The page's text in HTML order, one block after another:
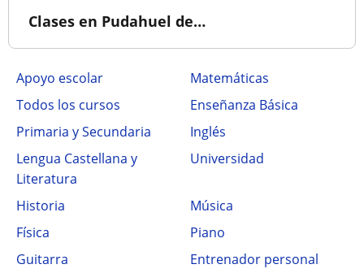
Clases en Pudahuel de…
Apoyo escolar
Matemáticas
Todos los cursos
Enseñanza Básica
Primaria y Secundaria
Inglés
Lengua Castellana y
Literatura
Universidad
Historia
Música
Física
Piano
Guitarra
Entrenador personal